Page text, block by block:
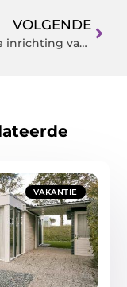
VOLGENDE
Hoe is de inrichting van een beautysalon in Den Haag?
VAKANTIE